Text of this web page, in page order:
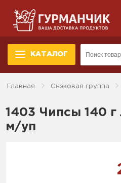
КАТАЛОГ
Главная Снэковая группа
1403 Чипсы 140
м/уп